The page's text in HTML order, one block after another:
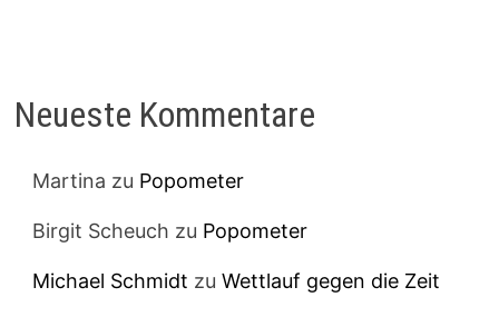
Neueste Kommentare
Martina zu Popometer
Birgit Scheuch zu Popometer
Michael Schmidt zuWettlauf gegen die Zeit